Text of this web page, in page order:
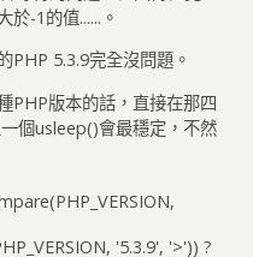
於-1的值......。
5.3.9完全沒問題。
版本的話，直接在那四
個usleep()會最穩定，不然
'5.3.9', '>')) ?